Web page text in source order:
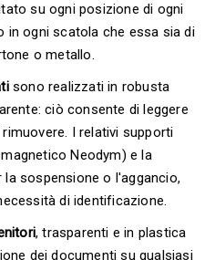
su ogni posizione di ogni
ogni scatola che essa sia di
o metallo.
sono realizzati in robusta
ciò consente di leggere
I relativi supporti
Neodym) e la
sospensione o l'aggancio,
di identificazione.
, trasparenti e in plastica
dei documenti su qualsiasi